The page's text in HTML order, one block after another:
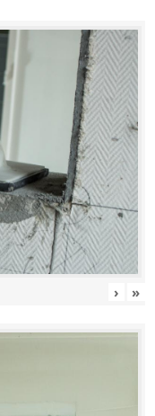
› »